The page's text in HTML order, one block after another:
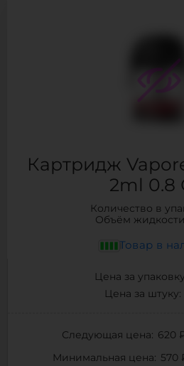
Картридж
2ml 0.8
Количество в
Объём
Товар в
Цена за
Цена за штуку:
Следующая цена: 620
Минимальная цена: 570